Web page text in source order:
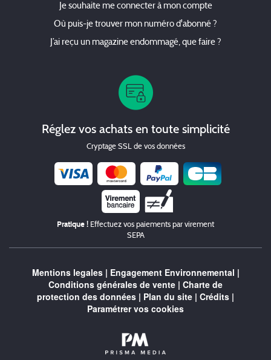
Je souhaite me connecter à mon compte
Où puis-je trouver mon numéro d'abonné ?
J’ai reçu un magazine endommagé, que faire ?
Réglez vos achats en toute simplicité
Cryptage SSL de vos données
Chèque
Pratique ! Effectuez vos paiements par virement
SEPA
Mentions legales| Engagement Environnemental |
Conditions générales de vente | Charte de
protection des données | Plan du site | Crédits |
Paramétrer vos cookies